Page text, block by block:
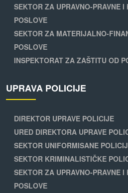
SEKTOR ZA UPRAVNO-PRAVNE I
POSLOVE
SEKTOR ZA MATERIJALNO-
POSLOVE
INSPEKTORAT ZA ZAŠTITU OD
UPRAVA POLICIJE
DIREKTOR UPRAVE POLICIJE
URED DIREKTORA UPRAVE
SEKTOR UNIFORMISANE
SEKTOR KRIMINALISTIČKE
SEKTOR ZA UPRAVNO-PRAVNE I
POSLOVE